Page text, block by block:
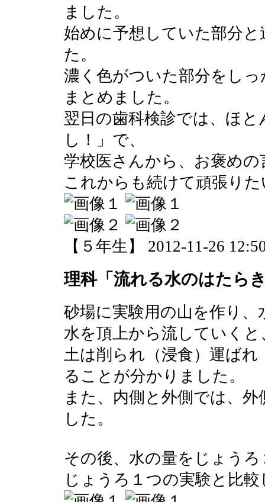
ました。
始めに予想していた部分
た。
濃く色がついた部分をし
まとめました。
翌日の歯科検診では、ほ
し！」で、
学校医さんから、お褒め
これからも続けて頑張り
【５年生】 2012-11-26
理科「流れる水のはたら
砂場に実験用の山を作り
水を頂上から流していくと
土は削られ（浸食）運ば
ることが分かりました。
また、内側と外側では、
した。
その後、水の量をじょう
じょうろ１つの実験と比